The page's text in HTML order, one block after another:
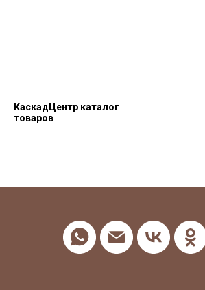
КаскадЦентр каталог
товаров